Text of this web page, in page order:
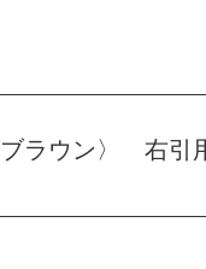
ラウン〉 右